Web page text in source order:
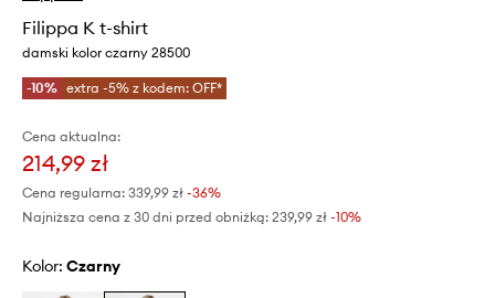
Filippa K t-shirt
damski kolor czarny 28500
-10% extra -5% z kodem: OFF*
Cena aktualna:
214,99 zł
Cena regularna: 339,99 zł -36%
Najniższa cena z 30 dni przed obniżką: 239,99 zł -10%
Kolor: czarny